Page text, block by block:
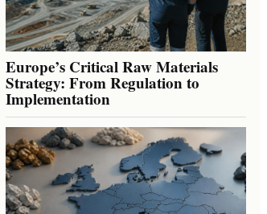
Europe’s Critical Raw Materials
Strategy: From Regulation to
Implementation